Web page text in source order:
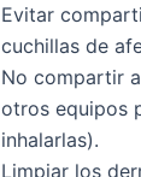
Evitar
cuchillas de
No compartir
otros equipos
inhalarlas).
Limpiar los